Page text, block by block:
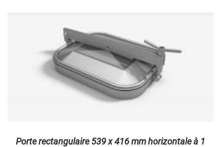
Porte rectangulaire 539 x 416 mm horizontale à 1